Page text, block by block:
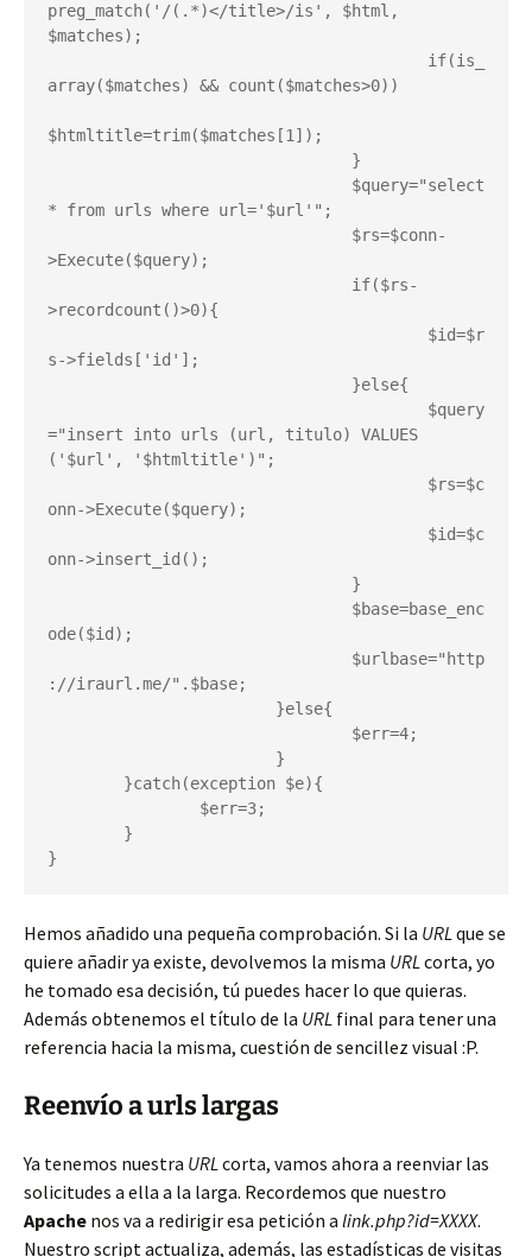
preg_match('/(.*)</title>/is', $html,
$matches);
array($matches) && count($matches>0))
$htmltitle=trim($matches[1]);
* from urls where url='$url'";
>Execute($query);
>recordcount()>0){
s->fields['id'];
="insert into urls (url, titulo) VALUES
('$url', '$htmltitle')";
onn->Execute($query);
onn->insert_id();
ode($id);
://iraurl.me/".$base;
}
Hemos añadido una pequeña comprobación. Si la URLque se
quiere añadir ya existe, devolvemos la misma URLcorta, yo
he tomado esa decisión, tú puedes hacer lo que quieras.
Además obtenemos el título de la URL final para tener una
referencia hacia la misma, cuestión de sencillez visual :P.
Reenvío a urls largas
Ya tenemos nuestra URLcorta, vamos ahora a reenviar las
solicitudes a ella a la larga. Recordemos que nuestro
Apache nos va a redirigir esa petición a link.php?id=XXXX.
Nuestro script actualiza, además, las estadísticas de visitas